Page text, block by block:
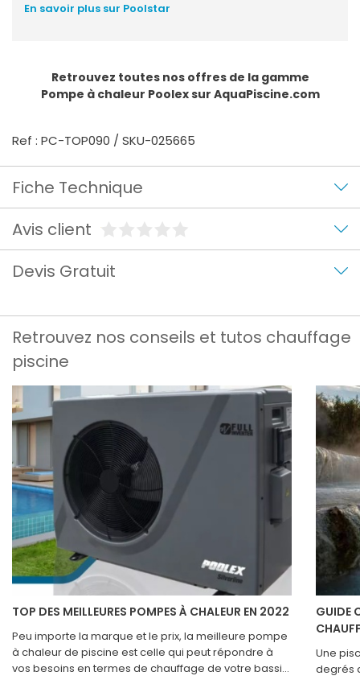
En savoir plus sur Poolstar
Retrouvez toutes nos offres de la gamme
Pompe à chaleur Poolexsur AquaPiscine.com
Ref : PC-TOP090 / SKU-025665
Fiche Technique
Avis client
Devis Gratuit
Retrouvez nos conseils et tutos chauffage
piscine
TOP DES MEILLEURES POMPES À CHALEUR EN 2022
Peu importe la marque et le prix, la meilleure pompe
à chaleur de piscine est celle qui peut répondre à
vos besoins en termes de chauffage de votre bassin
GUIDE
Une
degrés